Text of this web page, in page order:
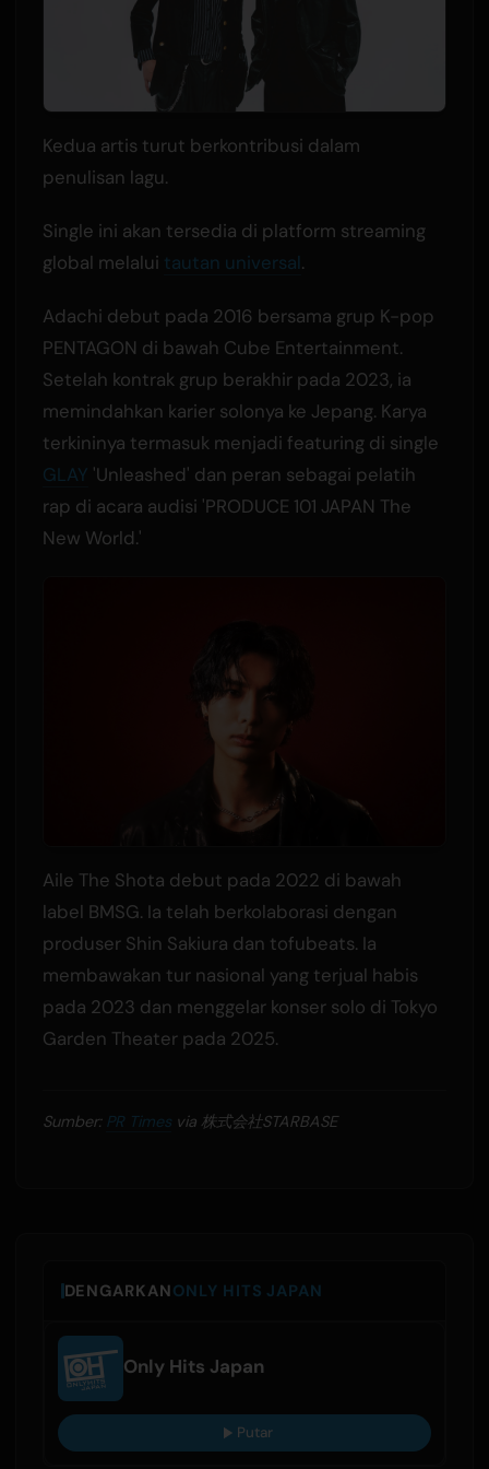
Kedua artis turut berkontribusi dalam
penulisan lagu.
Single ini akan tersedia di platform streaming
global melalui tautan universal.
Adachi debut pada 2016 bersama grup K-pop
PENTAGON di bawah Cube Entertainment.
Setelah kontrak grup berakhir pada 2023, ia
memindahkan karier solonya ke Jepang. Karya
terkininya termasuk menjadi featuring di single
GLAY 'Unleashed' dan peran sebagai pelatih
rap di acara audisi 'PRODUCE 101 JAPAN The
New World.'
Aile The Shota debut pada 2022 di bawah
label BMSG. Ia telah berkolaborasi dengan
produser Shin Sakiura dan tofubeats. Ia
membawakan tur nasional yang terjual habis
pada 2023 dan menggelar konser solo di Tokyo
Garden Theater pada 2025.
Sumber: PR Timesvia 株式会社STARBASE
DENGARKANONLY HITS JAPAN
Only Hits Japan
Putar